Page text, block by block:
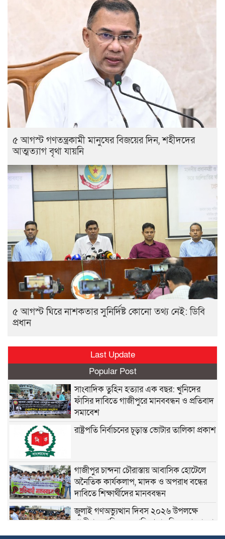
৫ আগস্ট গণতন্ত্রকামী মানুষের বিজয়ের দিন, শহীদদের
আত্মত্যাগ বৃথা যায়নি
৫ আগস্ট ঘিরে নাশকতার সুনির্দিষ্ট কোনো তথ্য নেই: ডিবি
প্রধান
Last Update
Popular Post
সাংবাদিক তুহিন হত্যার এক বছর: খুনিদের
ফাঁসির দাবিতে গাজীপুরে মানববন্ধন ও প্রতিবাদ
সমাবেশ
রাষ্ট্রপতি নির্বাচনের চূড়ান্ত ভোটার তালিকা প্রকাশ
গাজীপুর চান্দনা চৌরাস্তায় আবাসিক হোটেলে
অনৈতিক কার্যকলাপ, মাদক ও অপরাধ বন্ধের
দাবিতে শিক্ষার্থীদের মানববন্ধন
জুলাই গণঅভ্যুত্থান দিবস ২০২৬ উপলক্ষে
গাজীপুরে শহিদদের প্রতি শ্রদ্ধাঞ্জলি ও আলোচনা
সভা অনুষ্ঠিত